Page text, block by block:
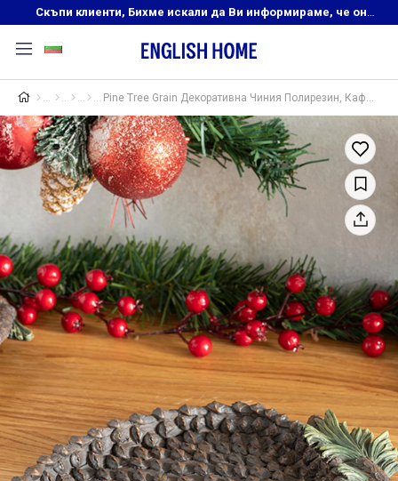
Скъпи клиенти, Бихме искали да Ви информираме, че онлайн магазинът на English Home преустановява своята дейност. Прекрасният ни и усмихнат екип ,Ви очаква в нашите физически магазини, където ще откриете любимите си продукти! Благодарим Ви, че сте част от семейството на Еnglish Home!